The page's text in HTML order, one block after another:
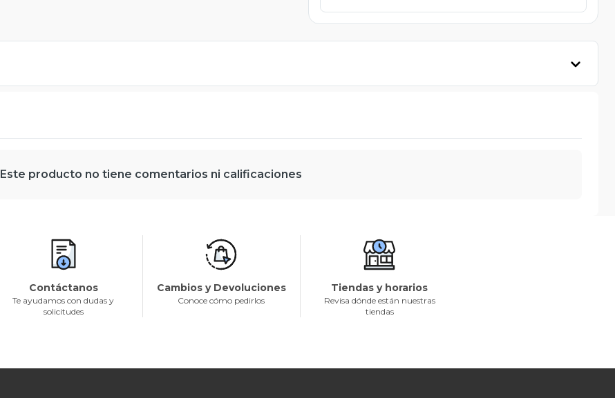
Este producto no tiene comentarios ni calificaciones
Contáctanos
Te ayudamos con dudas y
solicitudes
Cambios y Devoluciones
Conoce cómo pedirlos
Tiendas y horarios
Revisa dónde están nuestras
tiendas